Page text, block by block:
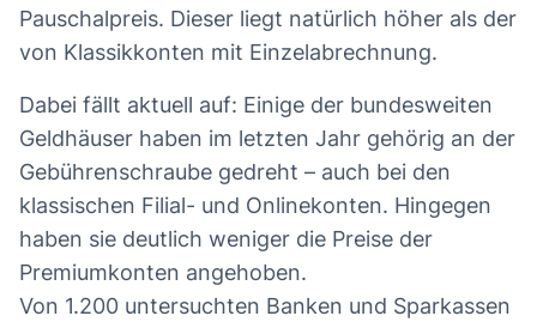
Pauschalpreis. Dieser liegt natürlich höher als der
von Klassikkonten mit Einzelabrechnung.
Dabei fällt aktuell auf: Einige der bundesweiten
Geldhäuser haben im letzten Jahr gehörig an der
Gebührenschraube gedreht – auch bei den
klassischen Filial- und Onlinekonten. Hingegen
haben sie deutlich weniger die Preise der
Premiumkonten angehoben.
Von 1.200 untersuchten Banken und Sparkassen